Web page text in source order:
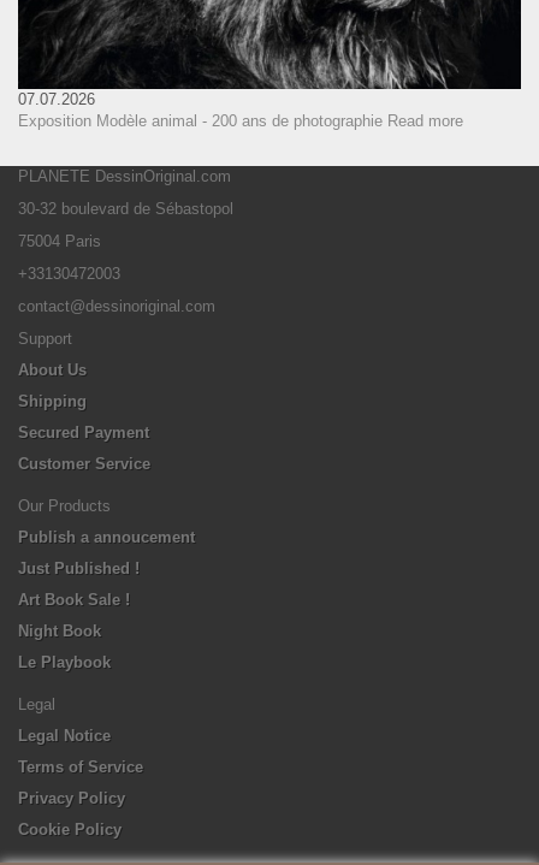
07.07.2026
Exposition Modèle animal - 200 ans de photographie Read more
PLANETE DessinOriginal.com
30-32 boulevard de Sébastopol
75004 Paris
+33130472003
contact@dessinoriginal.com
Support
About Us
Shipping
Secured Payment
Customer Service
Our Products
Publish a annoucement
Just Published !
Art Book Sale !
Night Book
Le Playbook
Legal
Legal Notice
Terms of Service
Privacy Policy
Cookie Policy